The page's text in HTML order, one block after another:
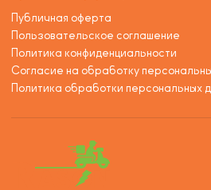
Публичная оферта
Пользовательское соглашение
Политика конфиденциальности
Согласие на обработку
Политика обработки персональных